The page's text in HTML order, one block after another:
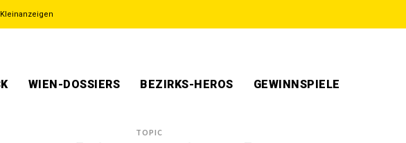
Kleinanzeigen
WIEN-DOSSIERS BEZIRKS-HEROS GEWINNSPIELE
TOPIC